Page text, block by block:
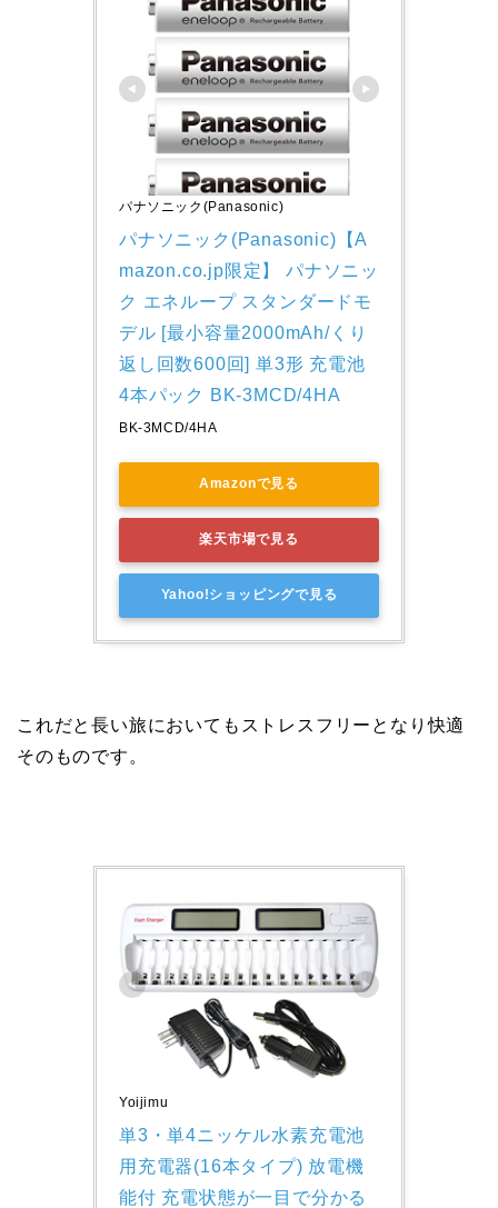
パナソニック(Panasonic)
パナソニック(Panasonic)【A
mazon.co.jp限定】 パナソニッ
ク エネループ スタンダードモ
デル [最小容量2000mAh/くり
返し回数600回] 単3形 充電池
4本パック BK-3MCD/4HA
BK-3MCD/4HA
Amazonで見る
楽天市場で見る
Yahoo!ショッピングで見る
これだと長い旅においてもストレスフリーとなり快適
そのものです。
Yoijimu
単3・単4ニッケル水素充電池
用充電器(16本タイプ) 放電機
能付 充電状態が一目で分かる